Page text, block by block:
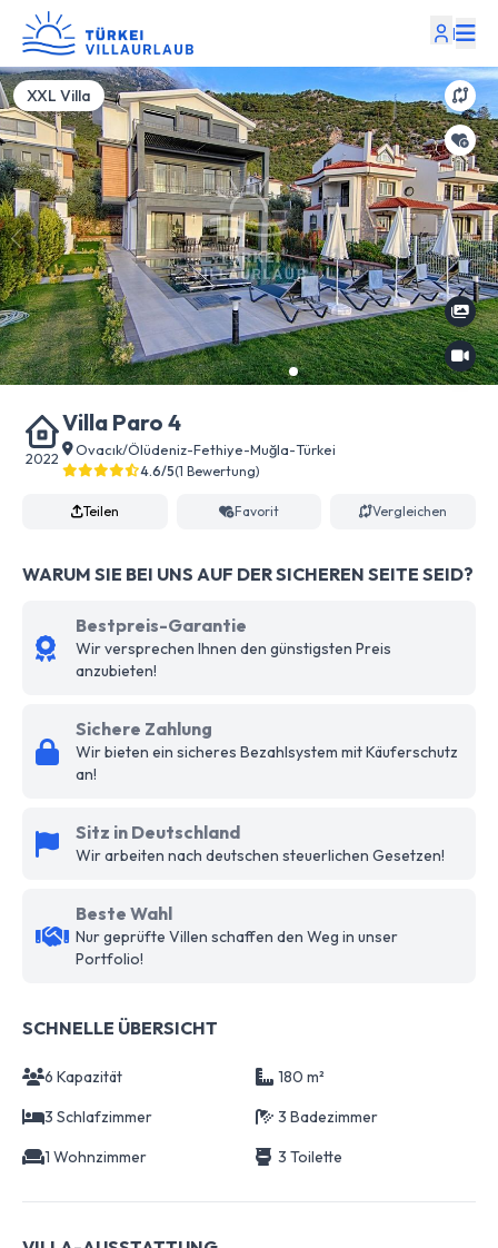
|
XXL Villa
2022
Villa Paro 4
Ovacık/Ölüdeniz-Fethiye-Muğla-Türkei
4.6/5(1 Bewertung)
Teilen Favorit Vergleichen
WARUM SIE BEI UNS AUF DER SICHEREN SEITE SEID?
Bestpreis-Garantie
Wir versprechen Ihnen den günstigsten Preis
anzubieten!
Sichere Zahlung
Wir bieten ein sicheres Bezahlsystem mit Käuferschutz
an!
Sitz in Deutschland
Wir arbeiten nach deutschen steuerlichen Gesetzen!
Beste Wahl
Nur geprüfte Villen schaffen den Weg in unser
Portfolio!
SCHNELLE ÜBERSICHT
6 Kapazität
180 m²
3 Schlafzimmer
3 Badezimmer
1 Wohnzimmer
3 Toilette